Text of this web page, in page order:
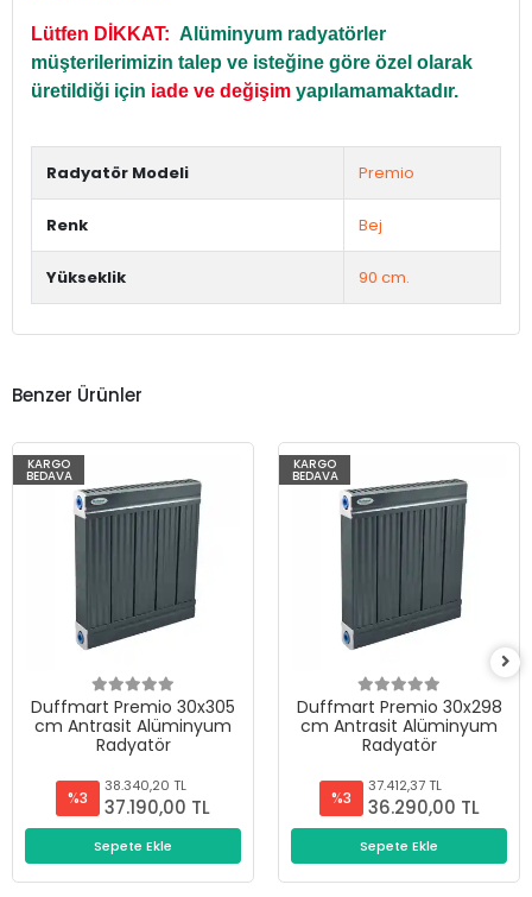
Lütfen DİKKAT: Alüminyum radyatörler
müşterilerimizin talep ve isteğine göre özel olarak
üretildiği için iade ve değişim yapılamamaktadır.
Radyatör Modeli Premio
Renk Bej
Yükseklik 90 cm.
Benzer Ürünler
KARGO
BEDAVA
Duffmart Premio 30x305
cm Antrasit Alüminyum
Radyatör
%3
38.340,20 TL
37.190,00 TL
Sepete Ekle
KARGO
BEDAVA
Duffmart Premio 30x298
cm Antrasit Alüminyum
Radyatör
%3
37.412,37 TL
36.290,00 TL
Sepete Ekle